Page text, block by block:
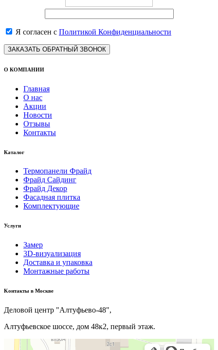
Я согласен с Политикой Конфиденциальности
ЗАКАЗАТЬ ОБРАТНЫЙ ЗВОНОК
О КОМПАНИИ
Главная
О нас
Акции
Новости
Отзывы
Контакты
Каталог
Термопанели Фрайд
Фрайд Сайдинг
Фрайд Декор
Фасадная плитка
Комплектующие
Услуги
Замер
3D-визуализация
Доставка и упаковка
Монтажные работы
Kонтакты в Москве
Деловой центр "Алтуфьево-48",
Алтуфьевское шоссе, дом 48к2, первый этаж.